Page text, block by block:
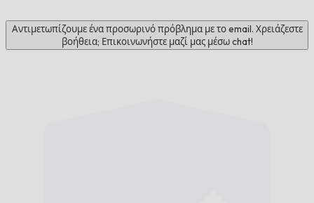
Αντιμετωπίζουμε ένα προσωρινό πρόβλημα με το email. Χρειάζεστε
βοήθεια; Επικοινωνήστε μαζί μας μέσω chat!